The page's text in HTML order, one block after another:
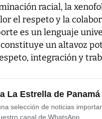
racial, la
el respeto y la
es un lenguaje
un altavoz
integración y
La Estrella de
selección de noticias
canal de WhatsApp.